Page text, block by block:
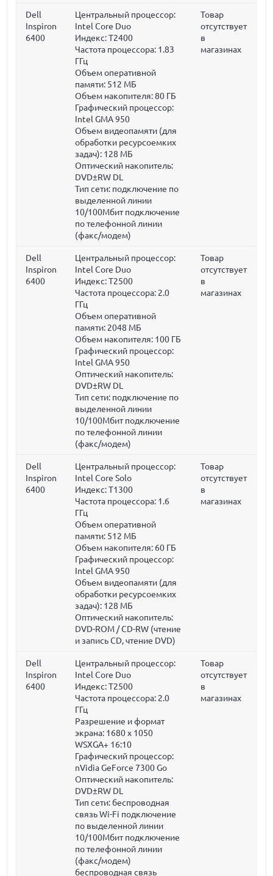
Dell
Inspiron
6400
Центральный процессор:
Intel Core Duo
Индекс: T2400
Частота процессора: 1.83
ГГц
Объем оперативной
памяти: 512 МБ
Объем накопителя:80 ГБ
Графический процессор:
Intel GMA 950
Объем видеопамяти (для
обработки ресурсоемких
задач): 128 МБ
Оптический накопитель:
DVD±RW DL
Тип сети: подключение по
выделенной линии
10/100Мбит подключение
по телефонной линии
(факс/модем)
Товар
отсутствует
в
магазинах
Dell
Inspiron
6400
Центральный процессор:
Intel Core Duo
Индекс: T2500
Частота процессора: 2.0
ГГц
Объем оперативной
памяти: 2048 МБ
Объем накопителя: 100 ГБ
Графический процессор:
Intel GMA 950
Оптический накопитель:
DVD±RW DL
Тип сети: подключение по
выделенной линии
10/100Мбит подключение
по телефонной линии
(факс/модем)
Товар
отсутствует
в
магазинах
Dell
Inspiron
6400
Центральный процессор:
Intel Core Solo
Индекс: T1300
Частота процессора: 1.6
ГГц
Объем оперативной
памяти: 512 МБ
Объем накопителя: 60 ГБ
Графический процессор:
Intel GMA 950
Объем видеопамяти (для
обработки ресурсоемких
задач): 128 МБ
Оптический накопитель:
DVD-ROM / CD-RW (чтение
и запись CD, чтение DVD)
Товар
отсутствует
в
магазинах
Dell
Inspiron
6400
Центральный процессор:
Intel Core Duo
Индекс: T2500
Частота процессора: 2.0
ГГц
Разрешение и формат
экрана: 1680 x 1050
WSXGA+ 16:10
Графический процессор:
nVidia GeForce 7300 Go
Оптический накопитель:
DVD±RW DL
Тип сети: беспроводная
связь Wi-Fi подключение
по выделенной линии
10/100Мбит подключение
по телефонной линии
(факс/модем)
беспроводная связь
Товар
отсутствует
в
магазинах